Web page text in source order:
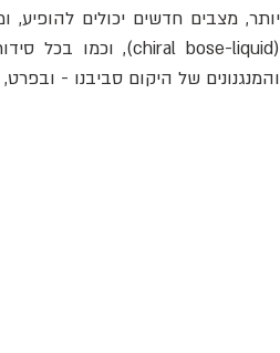
והמנגנונים של היקום סביבנו -